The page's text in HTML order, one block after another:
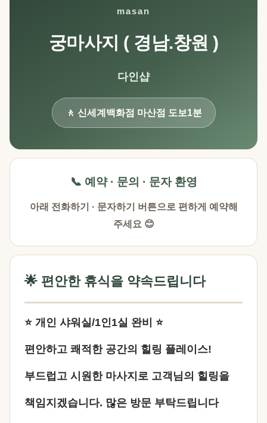
masan
궁마사지 ( 경남.창원 )
다인샵
🚶 신세계백화점 마산점 도보1분
📞 예약 · 문의 · 문자 환영
아래 전화하기 · 문자하기 버튼으로 편하게 예약해
주세요 😊
🌟 편안한 휴식을 약속드립니다
⭐ 개인 샤워실/1인1실 완비 ⭐
편안하고 쾌적한 공간의 힐링 플레이스!
부드럽고 시원한 마사지로 고객님의 힐링을
책임지겠습니다. 많은 방문 부탁드립니다